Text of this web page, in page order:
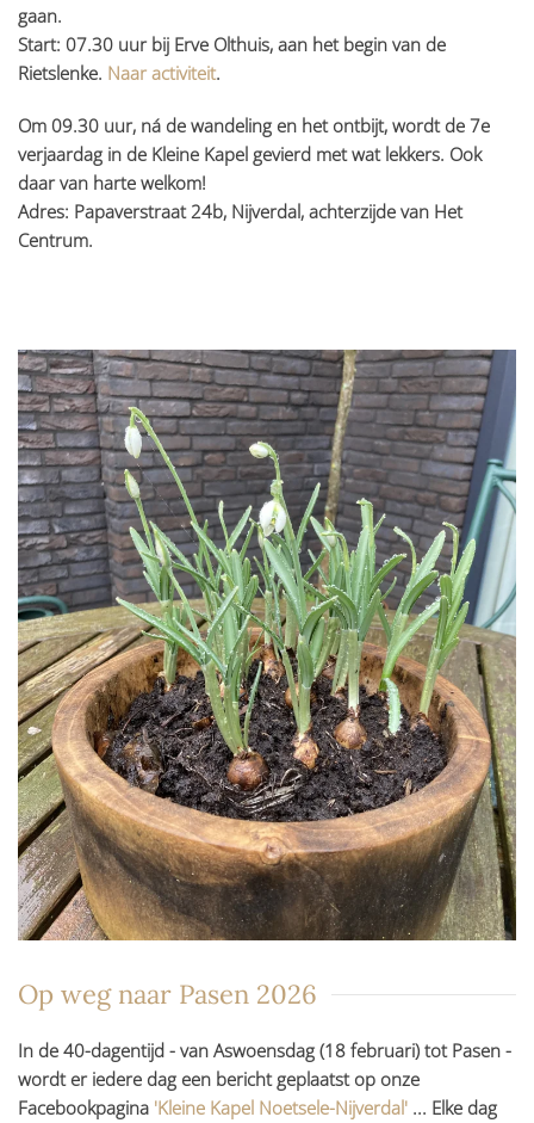
gaan.
Start: 07.30 uur bij Erve Olthuis, aan het begin van de
Rietslenke. Naar activiteit.
Om 09.30 uur, ná de wandeling en het ontbijt, wordt de 7e
verjaardag in de Kleine Kapel gevierd met wat lekkers. Ook
daar van harte welkom!
Adres: Papaverstraat 24b, Nijverdal, achterzijde van Het
Centrum.
Op weg naar Pasen 2026
In de 40-dagentijd - van Aswoensdag (18 februari) tot Pasen -
wordt er iedere dag een bericht geplaatst op onze
Facebookpagina 'Kleine Kapel Noetsele-Nijverdal' ... Elke dag